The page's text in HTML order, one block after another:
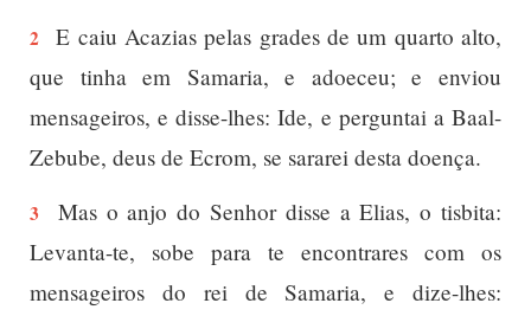
2
E caiu Acazias pelas grades de um quarto alto,
que tinha em Samaria, e adoeceu; e enviou
mensageiros, e disse-lhes: Ide, e perguntai a Baal-
Zebube, deus de Ecrom, se sararei desta doença.
3
Mas o anjo do Senhor disse a Elias, o tisbita:
Levanta-te, sobe para te encontrares com os
mensageiros do rei de Samaria, e dize-lhes: